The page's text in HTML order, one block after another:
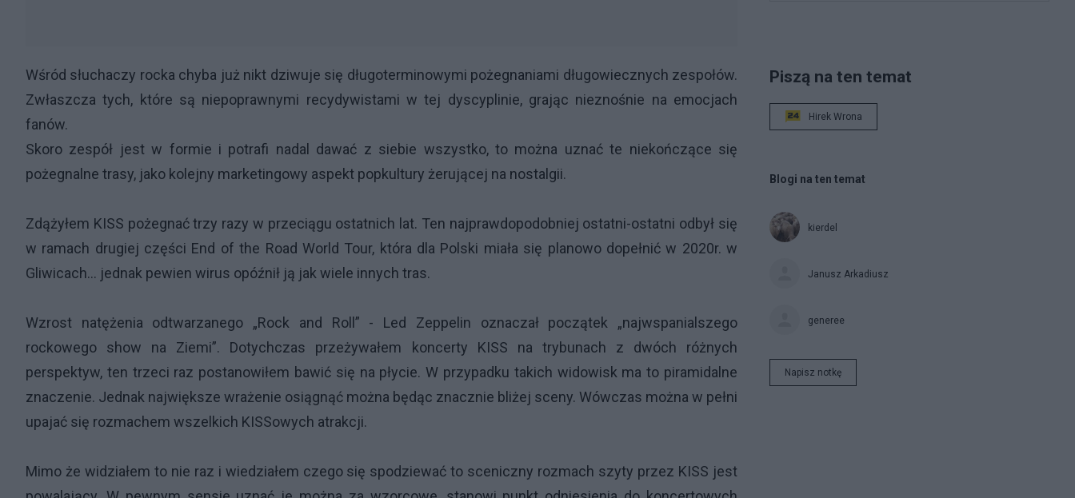
Wśród słuchaczy rocka chyba już nikt dziwuje się długoterminowymi pożegnaniami długowiecznych zespołów.
Zwłaszcza tych, które są niepoprawnymi recydywistami w tej dyscyplinie, grając nieznośnie na emocjach
fanów.
Skoro zespół jest w formie i potrafi nadal dawać z siebie wszystko, to można uznać te niekończące się
pożegnalne trasy, jako kolejny marketingowy aspekt popkultury żerującej na nostalgii.
Zdążyłem KISS pożegnać trzy razy w przeciągu ostatnich lat. Ten najprawdopodobniej ostatni-ostatni odbył się
w ramach drugiej części End of the Road World Tour, która dla Polski miała się planowo dopełnić w 2020r. w
Gliwicach… jednak pewien wirus opóźnił ją jak wiele innych tras.
Wzrost natężenia odtwarzanego „Rock and Roll” - Led Zeppelin oznaczał początek „najwspanialszego
rockowego show na Ziemi”. Dotychczas przeżywałem koncerty KISS na trybunach z dwóch różnych
perspektyw, ten trzeci raz postanowiłem bawić się na płycie. W przypadku takich widowisk ma to piramidalne
znaczenie. Jednak największe wrażenie osiągnąć można będąc znacznie bliżej sceny. Wówczas można w pełni
upajać się rozmachem wszelkich KISSowych atrakcji.
Mimo że widziałem to nie raz i wiedziałem czego się spodziewać to sceniczny rozmach szyty przez KISS jest
Piszą na ten temat
Hirek Wrona
Blogi na ten temat
kierdel
Janusz Arkadiusz
generee
Napisz notkę